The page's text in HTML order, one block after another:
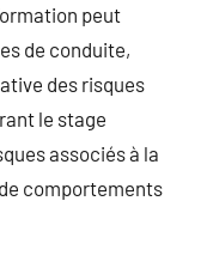
peut
de conduite,
des risques
le stage
associés à la
comportements